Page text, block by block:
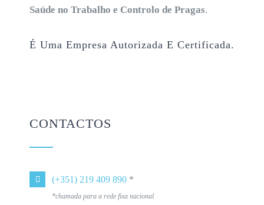
Saúde no Trabalho e Controlo de Pragas.
É Uma Empresa Autorizada E Certificada.
CONTACTOS
(+351) 219 409 890 *
*chamada para a rede fixa nacional